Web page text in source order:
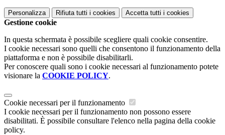
Personalizza Rifiuta tutti i cookies Accetta tutti i cookies
Gestione cookie
In questa schermata è possibile scegliere quali cookie consentire.
I cookie necessari sono quelli che consentono il funzionamento della
piattaforma e non è possibile disabilitarli.
Per conoscere quali sono i cookie necessari al funzionamento potete
visionare la COOKIE POLICY.
Cookie necessari per il funzionamento
I cookie necessari per il funzionamento non possono essere
disabilitati. È possibile consultare l'elenco nella pagina della cookie
policy.